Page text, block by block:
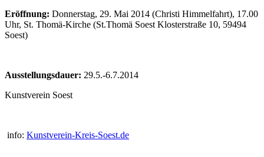
Eröffnung: Donnerstag, 29. Mai 2014 (Christi Himmelfahrt), 17.00
Uhr, St. Thomä-Kirche (St.Thomä Soest Klosterstraße 10, 59494
Soest)
Ausstellungsdauer: 29.5.-6.7.2014
Kunstverein Soest
info: Kunstverein-Kreis-Soest.de